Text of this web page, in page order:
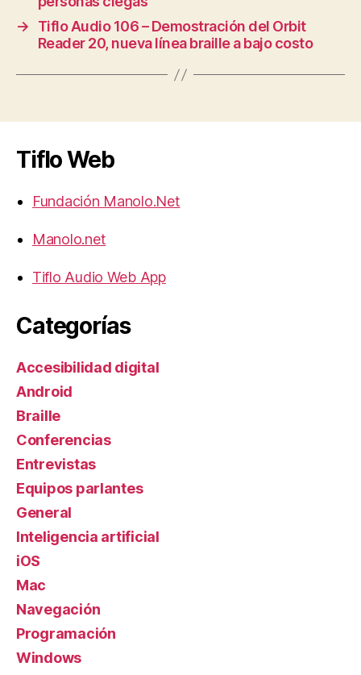
→
Tiflo Audio 106 – Demostración del Orbit
Reader 20, nueva línea braille a bajo costo
Tiflo Web
Fundación Manolo.Net
Manolo.net
Tiflo Audio Web App
Categorías
Accesibilidad digital
Android
Braille
Conferencias
Entrevistas
Equipos parlantes
General
Inteligencia artificial
iOS
Mac
Navegación
Programación
Windows